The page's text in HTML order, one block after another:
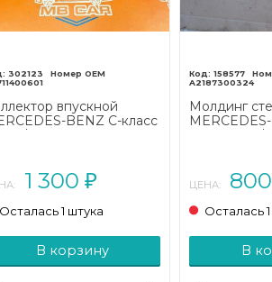
302123
впускной
BENZ C-класс
S204 (2006 - 2011)
1 300 ₽
Осталась 1 штука
В корзину
158577
A2187300324
Молдинг
класс
ЦЕНА:
Осталась
В